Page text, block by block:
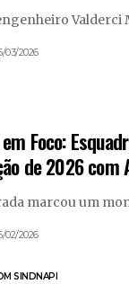
03/2026
Foco:
de 2026 com
marcou um
02/2026
SINDNAPI